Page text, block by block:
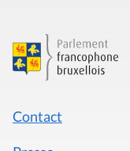
Contact